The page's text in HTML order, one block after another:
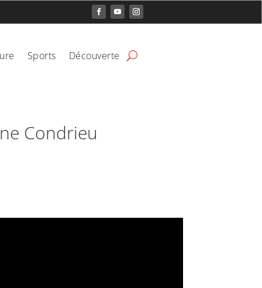
Sports Découverte
Condrieu